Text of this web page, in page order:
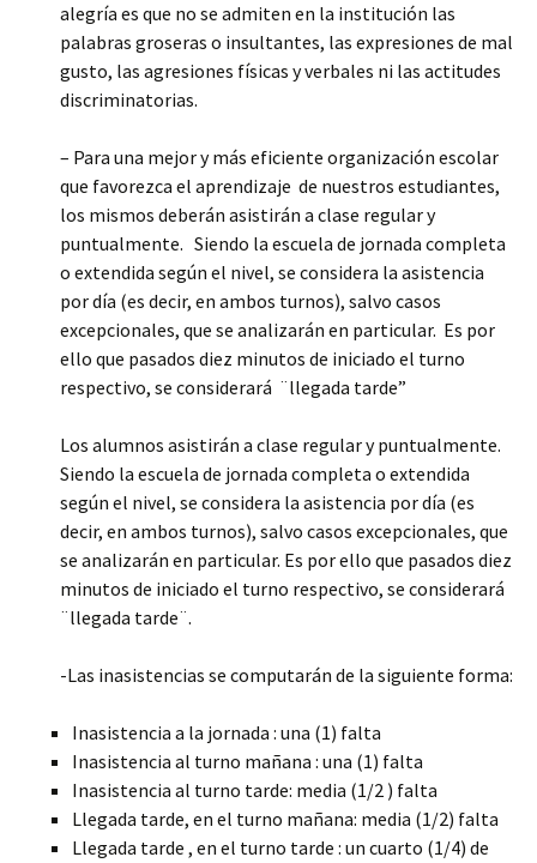
alegría es que no se admiten en la institución las
palabras groseras o insultantes, las expresiones de mal
gusto, las agresiones físicas y verbales ni las actitudes
discriminatorias.
– Para una mejor y más eficiente organización escolar
que favorezca el aprendizaje de nuestros estudiantes,
los mismos deberán asistirán a clase regular y
puntualmente. Siendo la escuela de jornada completa
o extendida según el nivel, se considera la asistencia
por día (es decir, en ambos turnos), salvo casos
excepcionales, que se analizarán en particular. Es por
ello que pasados diez minutos de iniciado el turno
respectivo, se considerará ¨llegada tarde”
Los alumnos asistirán a clase regular y puntualmente.
Siendo la escuela de jornada completa o extendida
según el nivel, se considera la asistencia por día (es
decir, en ambos turnos), salvo casos excepcionales, que
se analizarán en particular. Es por ello que pasados diez
minutos de iniciado el turno respectivo, se considerará
¨llegada tarde¨.
-Las inasistencias se computarán de la siguiente forma:
Inasistencia a la jornada : una (1) falta
Inasistencia al turno mañana : una (1) falta
Inasistencia al turno tarde: media (1/2 ) falta
Llegada tarde, en el turno mañana: media (1/2) falta
Llegada tarde , en el turno tarde : un cuarto (1/4) de